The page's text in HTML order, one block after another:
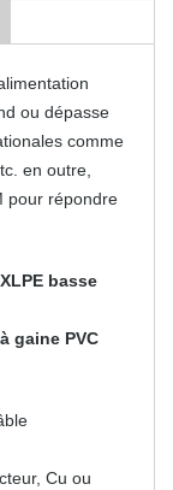
ou dépasse
comme
en outre,
pour répondre
basse
gaine PVC
Cu ou